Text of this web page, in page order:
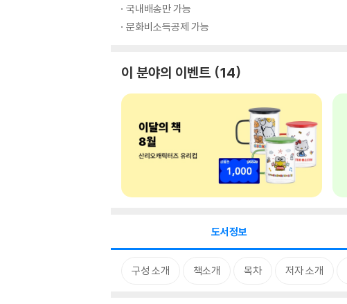
국내배송만 가능
문화비소득공제 가능
이 분야의 이벤트 14
도서정보
구성 소개 책소개 목차 저자 소개